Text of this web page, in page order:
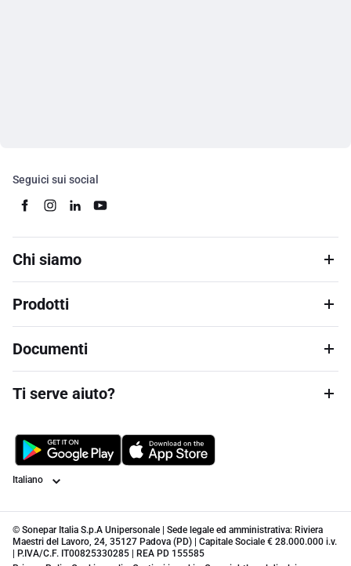
Seguici sui social
Chi siamo
Prodotti
Documenti
Ti serve aiuto?
Lingua
© Sonepar Italia S.p.A Unipersonale | Sede legale ed amministrativa: Riviera
Maestri del Lavoro, 24, 35127 Padova (PD) | Capitale Sociale € 28.000.000 i.v.
| P.IVA/C.F. IT00825330285 | REA PD 155585